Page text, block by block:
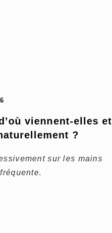
viennent-elles et
?
sur les mains